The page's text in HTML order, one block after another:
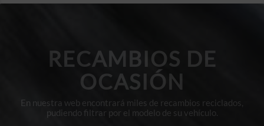
RECAMBIOS DE
OCASIÓN
En nuestra web encontrará miles de recambios reciclados,
pudiendo filtrar por el modelo de su vehículo.